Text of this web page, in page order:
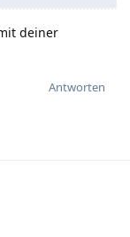
deiner
Antworten